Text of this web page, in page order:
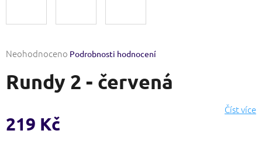
Průměrné
produktu
je
5
hvězdiček.
Neohodnoceno Podrobnosti hodnocení
Rundy 2 - červená
Číst více
219 Kč